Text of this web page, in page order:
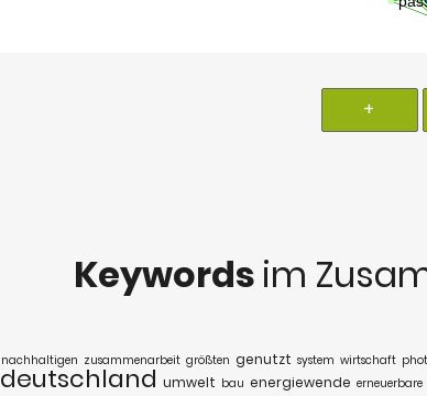
+
Keywords im
nachhaltigen zusammenarbeit größten genutzt system wirtschaft
deutschland umwelt bau energiewende erneuerbare